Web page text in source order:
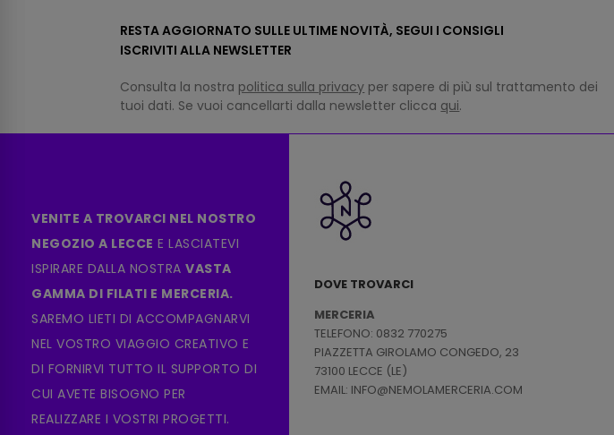
RESTA AGGIORNATO SULLE ULTIME NOVITÀ, SEGUI I CONSIGLI
ISCRIVITI ALLA NEWSLETTER
Consulta la nostra politica sulla privacy per sapere di più sul trattamento dei
tuoi dati. Se vuoi cancellarti dalla newsletter clicca qui.
VENITE A TROVARCI NEL NOSTRO
NEGOZIO A LECCE E LASCIATEVI
ISPIRARE DALLA NOSTRA VASTA
GAMMA DI FILATI E MERCERIA.
SAREMO LIETI DI ACCOMPAGNARVI
NEL VOSTRO VIAGGIO CREATIVO E
DI FORNIRVI TUTTO IL SUPPORTO DI
CUI AVETE BISOGNO PER
REALIZZARE I VOSTRI PROGETTI.
DOVE TROVARCI
MERCERIA
TELEFONO: 0832 770275
PIAZZETTA GIROLAMO CONGEDO, 23
73100 LECCE (LE)
EMAIL: INFO@NEMOLAMERCERIA.COM